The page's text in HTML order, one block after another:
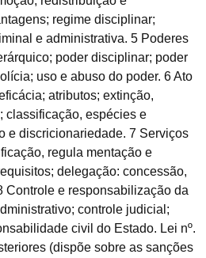
regime disciplinar;
e administrativa. 5 Poderes
poder disciplinar; poder
uso e abuso do poder. 6 Ato
atributos; extinção,
classificação, espécies e
e discricionariedade. 7 Serviços
regula mentação e
delegação: concessão,
Controle e responsabilização da
controle judicial;
civil do Estado. Lei nº.
(dispõe sobre as sanções